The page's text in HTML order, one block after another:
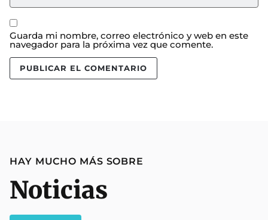
Guarda mi nombre, correo electrónico y web en este
navegador para la próxima vez que comente.
HAY MUCHO MÁS SOBRE
Noticias